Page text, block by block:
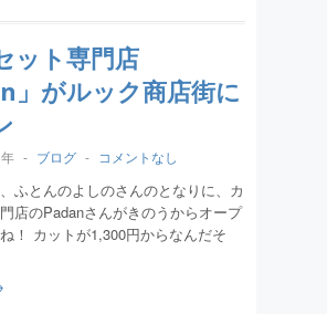
ット専門店
」がルック商店街に
- ブログ - コメントなし
ふとんのよしのさんのとなりに、カ
店のPadanさんがきのうからオープ
！ カットが1,300円からなんだそ